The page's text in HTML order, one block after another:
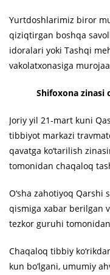
Yurtdoshlarimiz biror
qiziqtirgan boshqa
idoralari yoki Tashqi
vakolatxonasiga
Shifoxona zinasi
Joriy yil 21-mart kuni
tibbiyot markazi
qavatga ko‘tarilish
tomonidan chaqaloq
O‘sha zahotiyoq Qarshi
qismiga xabar berilgan
tezkor guruhi
Chaqaloq tibbiy
kun bo‘lgani, umumiy